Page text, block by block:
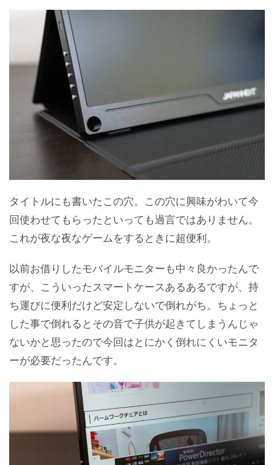
タイトルにも書いたこの穴。この穴に興味がわいて今
回使わせてもらったといっても過言ではありません。
これが夜な夜なゲームをするときに超便利。
以前お借りしたモバイルモニターも中々良かったんで
すが、こういったスマートケースあるあるですが、持
ち運びに便利だけど安定しないで倒れがち。ちょっと
した事で倒れるとその音で子供が起きてしまうんじゃ
ないかと思ったので今回はとにかく倒れにくいモニタ
ーが必要だったんです。